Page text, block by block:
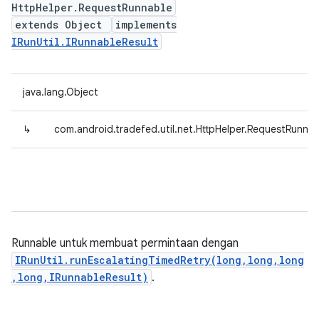
HttpHelper.RequestRunnable
extends Object
implements
IRunUtil.IRunnableResult
java.lang.Object
↳
Runnable untuk membuat permintaan dengan
IRunUtil.runEscalatingTimedRetry(long,long,long
,long,IRunnableResult) .